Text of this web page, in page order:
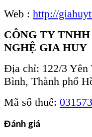
Web : http://
CÔNG TY
NGHỆ GIA HUY
Địa chỉ: 122/3 Yên
Bình, Thành phố
Mã số thuế:
Đánh giá